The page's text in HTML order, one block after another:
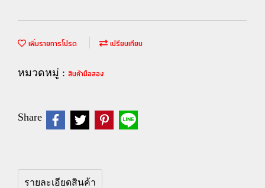
เพิ่มรายการโปรด เปรียบเทียบ
หมวดหมู่ : สินค้ามือสอง
Share
รายละเอียดสินค้า